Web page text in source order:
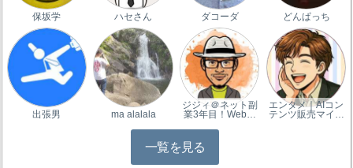
保坂学 ハセさん ダコーダ どんぱっち
出張男 ma alalala
ジジィ＠ネット副
業3年目！Web…
エンタメ｜AIコン
テンツ販売マイ…
一覧を見る